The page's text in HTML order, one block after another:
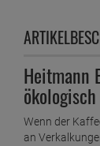
Heitmann
Wenn der
an